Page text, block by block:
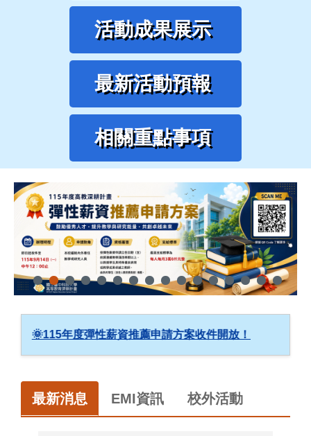
活動成果展示
最新活動預報
相關重點事項
🌞115年度彈性薪資推薦申請方案收件開放！
最新消息 EMI資訊 校外活動